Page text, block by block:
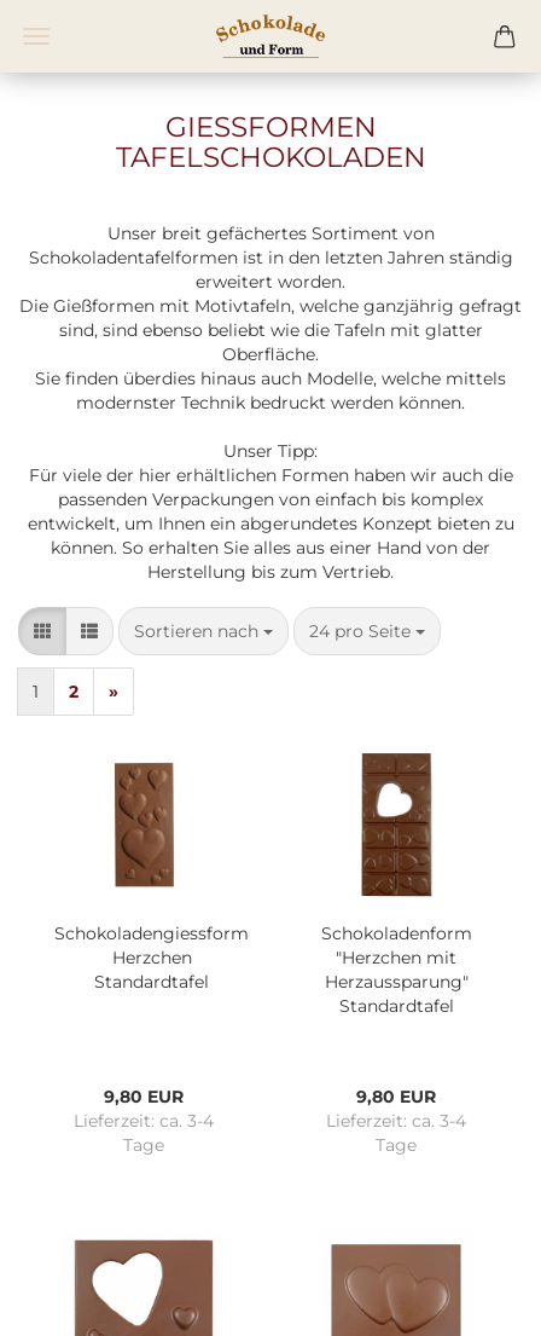
GIESSFORMEN T
AFELSCHOKOLADEN
Unser breit gefächertes Sortiment von
Schokoladentafelformen ist in den letzten Jahren ständig
erweitert worden.
Die Gießformen mit Motivtafeln, welche ganzjährig gefragt
sind, sind ebenso beliebt wie die Tafeln mit glatter
Oberfläche.
Sie finden überdies hinaus auch Modelle, welche mittels
modernster Technik bedruckt werden können.
Unser Tipp:
Für viele der hier erhältlichen Formen haben wir auch die
passenden Verpackungen von einfach bis komplex
entwickelt, um Ihnen ein abgerundetes Konzept bieten zu
können. So erhalten Sie alles aus einer Hand von der
Herstellung bis zum Vertrieb.
Sortieren nach
Sortieren nach 24 pro Seite
pro Seite
1 2 »
Schokoladengiessform
Herzchen
Standardtafel
9,80 EUR
Lieferzeit: ca. 3-4
Tage
Schokoladenform
"Herzchen mit
Herzaussparung"
Standardtafel
9,80 EUR
Lieferzeit: ca. 3-4
Tage